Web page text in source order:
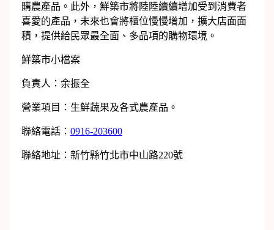
購農產品。此外，鮮築市將陸陸續續增加受到消費者
喜愛的產品，未來也會將櫃位慢慢增加，擴大店面面
積，提供給民眾最全面、多品項的購物環境。
鮮築市小檔案
負責人：余振全
營業項目：生鮮蔬果及各式農產品。
聯絡電話： 0916-203600
聯絡地址：新竹縣竹北市中山路220號